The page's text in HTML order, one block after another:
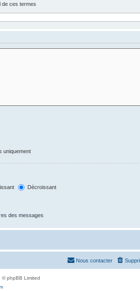
de ces termes
uniquement
Décroissant
des messages
Nous contacter
© phpBB Limited